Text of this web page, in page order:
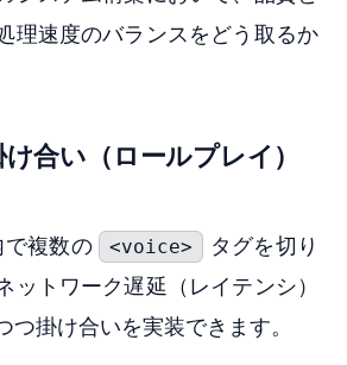
理速度のバランスをどう取るか
合い（ロールプレイ）
で複数の <voice>
タグを切り
ットワーク遅延（レイテンシ）
つ掛け合いを実装できます。